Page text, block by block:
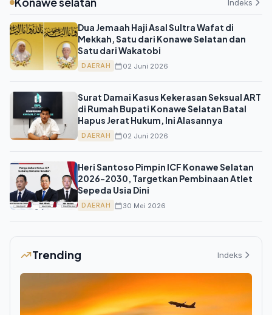
Indeks
Dua Jemaah Haji Asal Sultra Wafat di
Mekkah, Satu dari Konawe Selatan dan
Satu dari Wakatobi
DAERAH 02 Juni 2026
Surat Damai Kasus Kekerasan Seksual ART
di Rumah Bupati Konawe Selatan Batal
Hapus Jerat Hukum, Ini Alasannya
DAERAH 02 Juni 2026
Heri Santoso Pimpin ICF Konawe Selatan
2026-2030, Targetkan Pembinaan Atlet
Sepeda Usia Dini
DAERAH 30 Mei 2026
Trending Indeks